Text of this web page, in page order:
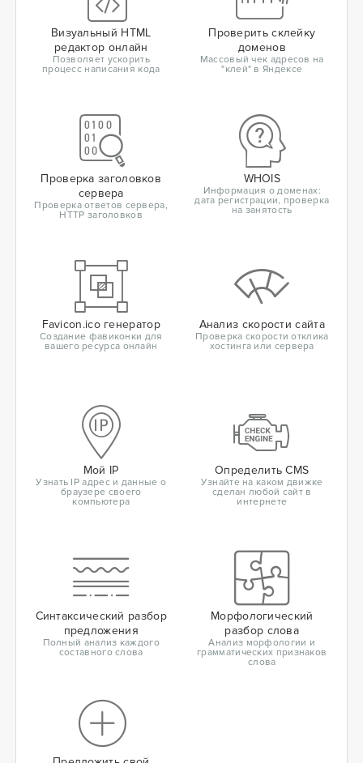
Визуальный HTML
редактор онлайн
Позволяет ускорить
процесс написания кода
Проверить склейку
доменов
Массовый чек адресов на
"клей" в Яндексе
Проверка заголовков
сервера
Проверка ответов сервера,
HTTP заголовков
WHOIS
Информация о доменах:
дата регистрации, проверка
на занятость
Favicon.ico генератор
Создание фавиконки для
вашего ресурса онлайн
Анализ скорости сайта
Проверка скорости отклика
хостинга или сервера
Мой IP
Узнать IP адрес и данные о
браузере своего
компьютера
Определить CMS
Узнайте на каком движке
сделан любой сайт в
интернете
Синтаксический разбор
предложения
Полный анализ каждого
составного слова
Морфологический
разбор слова
Анализ морфологии и
грамматических признаков
слова